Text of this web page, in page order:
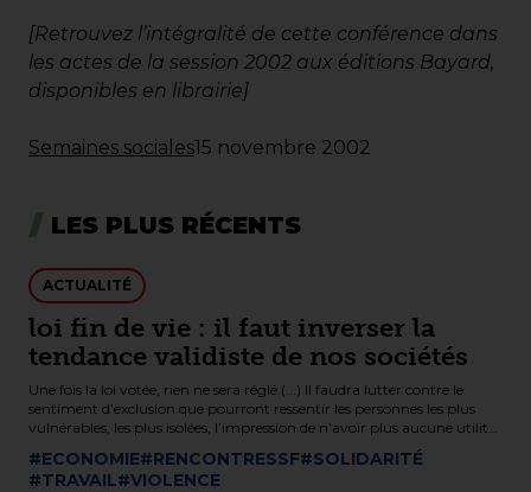
[Retrouvez l’intégralité de cette conférence dans
les actes de la session 2002 aux éditions Bayard,
disponibles en librairie]
Semaines sociales15 novembre 2002
LES PLUS RÉCENTS
ACTUALITÉ
loi fin de vie : il faut inverser la
tendance validiste de nos sociétés
Une fois la loi votée, rien ne sera réglé.(...) Il faudra lutter contre le
sentiment d’exclusion que pourront ressentir les personnes les plus
vulnérables, les plus isolées, l’impression de n’avoir plus aucune utilité
sociale, d’être une charge pour leurs familles, un coût pour la sécurité
sociale…
#ECONOMIE#RENCONTRESSF#SOLIDARITÉ
#TRAVAIL#VIOLENCE